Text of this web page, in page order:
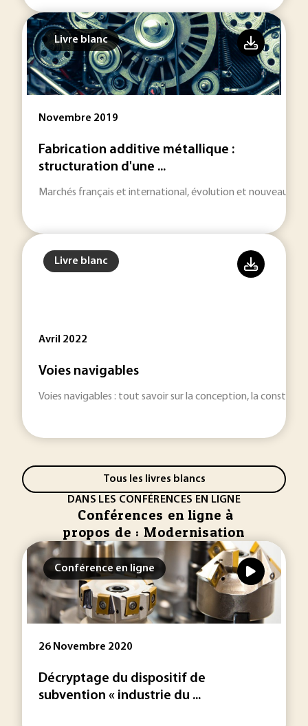
Livre blanc
Novembre 2019
Fabrication additive métallique :
structuration d'une ...
Marchés français et international, évolution et nouveaux
Livre blanc
Avril 2022
Voies navigables
Voies navigables : tout savoir sur la conception, la
Tous les livres blancs
DANS LES CONFÉRENCES EN LIGNE
Conférences en ligne à
propos de : Modernisation
Conférence en ligne
26 Novembre 2020
Décryptage du dispositif de
subvention « industrie du ...